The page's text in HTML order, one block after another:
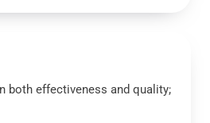
both effectiveness and quality;